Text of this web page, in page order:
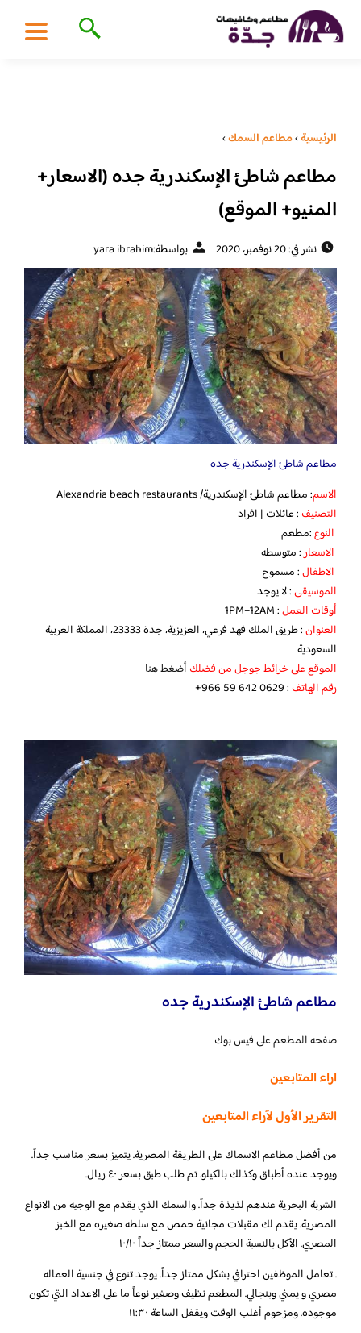
الرئيسية›مطاعم السمك›
مطاعم شاطئ الإسكندرية جده (الاسعار+
المنيو+ الموقع)
نشر في: 20 نوفمبر، 2020 بواسطة:yara ibrahim
مطاعم شاطئ الإسكندرية جده
الاسم: مطاعم شاطئ الإسكندرية/ Alexandria beach restaurants
التصنيف: عائلات | افراد
النوع:مطعم
الاسعار: متوسطه
الاطفال: مسموح
الموسيقى: لا يوجد
أوقات العمل: 1PM–12AM
العنوان
: طريق الملك فهد فرعي، العزيزية، جدة 23333، المملكة العربية
السعودية
الموقع على خرائط جوجل من فضلك أضغط هنا
رقم الهاتف: ‪‏‪‏‪‏‪‏‪‏‪‏‪+966 59 642 0629‬‏
مطاعم شاطئ الإسكندرية جده
صفحه المطعم على فيس بوك
اراء المتابعين
التقرير الأول لآراء المتابعين
من أفضل مطاعم الاسماك على الطريقة المصرية. يتميز بسعر مناسب جداً.
ويوجد عنده أطباق وكذلك بالكيلو. تم طلب طبق بسعر ٤٠ ريال.
الشربة البحرية عندهم لذيذة جداً. والسمك الذي يقدم مع الوجيه من الانواع
المصرية. يقدم لك مقبلات مجانية حمص مع سلطه صغيره مع الخبز
المصري. الأكل بالنسبة الحجم والسعر ممتاز جداً ١٠/١٠
. تعامل الموظفين احترافي بشكل ممتاز جداً. يوجد تنوع في جنسية العماله
مصري و يمني وبنجالي. المطعم نظيف وصغير نوعاً ما على الاعداد التي تكون
موجوده. ومزحوم أغلب الوقت ويقفل الساعة ١١:٣٠